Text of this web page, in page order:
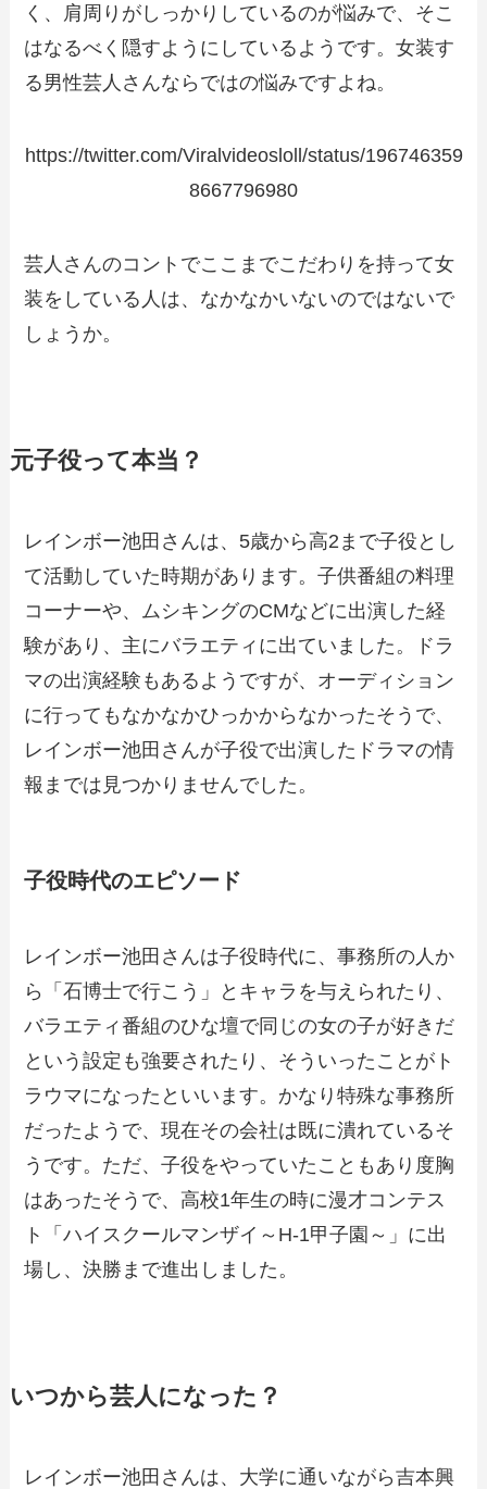
く、肩周りがしっかりしているのが悩みで、そこ
はなるべく隠すようにしているようです。女装す
る男性芸人さんならではの悩みですよね。
https://twitter.com/Viralvideosloll/status/196746359
8667796980
芸人さんのコントでここまでこだわりを持って女
装をしている人は、なかなかいないのではないで
しょうか。
元子役って本当？
レインボー池田さんは、5歳から高2まで子役とし
て活動していた時期があります。子供番組の料理
コーナーや、ムシキングのCMなどに出演した経
験があり、主にバラエティに出ていました。ドラ
マの出演経験もあるようですが、オーディション
に行ってもなかなかひっかからなかったそうで、
レインボー池田さんが子役で出演したドラマの情
報までは見つかりませんでした。
子役時代のエピソード
レインボー池田さんは子役時代に、事務所の人か
ら「石博士で行こう」とキャラを与えられたり、
バラエティ番組のひな壇で同じの女の子が好きだ
という設定も強要されたり、そういったことがト
ラウマになったといいます。かなり特殊な事務所
だったようで、現在その会社は既に潰れているそ
うです。ただ、子役をやっていたこともあり度胸
はあったそうで、高校1年生の時に漫才コンテス
ト「ハイスクールマンザイ～H-1甲子園～」に出
場し、決勝まで進出しました。
いつから芸人になった？
レインボー池田さんは、大学に通いながら吉本興